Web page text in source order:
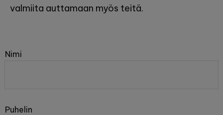
valmiita auttamaan myös teitä.
Nimi
Puhelin